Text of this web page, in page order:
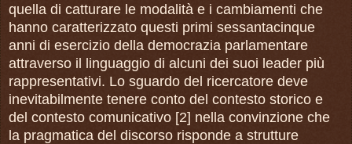
quella di catturare le modalità e i cambiamenti che
hanno caratterizzato questi primi sessantacinque
anni di esercizio della democrazia parlamentare
attraverso il linguaggio di alcuni dei suoi leader più
rappresentativi. Lo sguardo del ricercatore deve
inevitabilmente tenere conto del contesto storico e
del contesto comunicativo [2] nella convinzione che
la pragmatica del discorso risponde a strutture